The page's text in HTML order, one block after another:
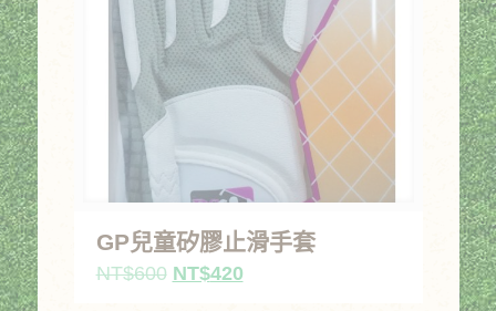
GP兒童矽膠止滑手套
NT$600 原
NT$420目